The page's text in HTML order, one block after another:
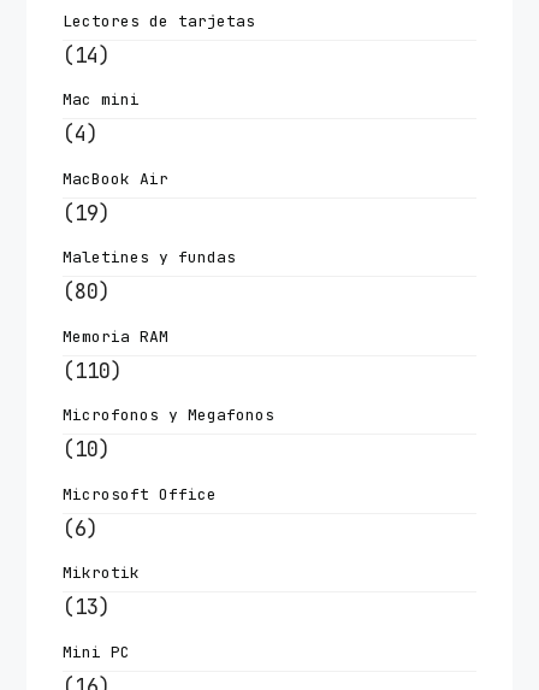
Lectores de tarjetas
(14)
Mac mini
(4)
MacBook Air
(19)
Maletines y fundas
(80)
Memoria RAM
(110)
Microfonos y Megafonos
(10)
Microsoft Office
(6)
Mikrotik
(13)
Mini PC